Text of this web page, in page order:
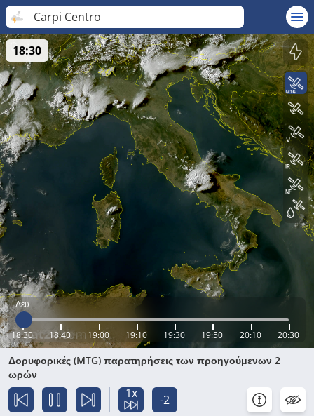
Carpi Centro
Δευ
18:30 18:40 19:00 19:10 19:30 19:50 20:10 20:30
18:30
Δορυφορικές (MTG) παρατηρήσεις των προηγούμενων 2
ωρών
1x
-2